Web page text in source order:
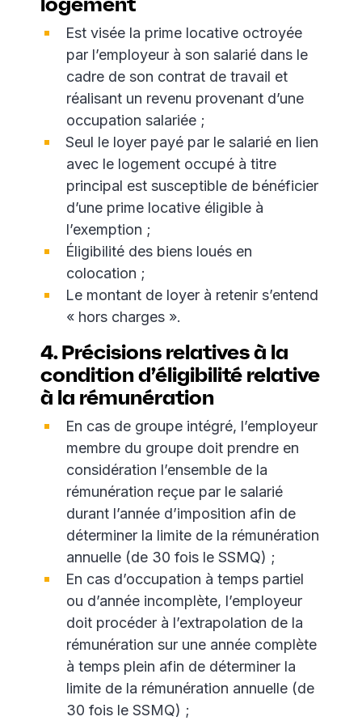
Est visée la prime locative octroyée
par l’employeur à son salarié dans le
cadre de son contrat de travail et
réalisant un revenu provenant d’une
occupation salariée ;
Seul le loyer payé par le salarié en lien
avec le logement occupé à titre
principal est susceptible de bénéficier
d’une prime locative éligible à
l’exemption ;
Éligibilité des biens loués en
colocation ;
Le montant de loyer à retenir s’entend
« hors charges ».
4. Précisions relatives à la
condition d’éligibilité relative
à la rémunération
En cas de groupe intégré, l’employeur
membre du groupe doit prendre en
considération l’ensemble de la
rémunération reçue par le salarié
durant l’année d’imposition afin de
déterminer la limite de la rémunération
annuelle (de 30 fois le SSMQ) ;
En cas d’occupation à temps partiel
ou d’année incomplète, l’employeur
doit procéder à l’extrapolation de la
rémunération sur une année complète
à temps plein afin de déterminer la
limite de la rémunération annuelle (de
30 fois le SSMQ) ;